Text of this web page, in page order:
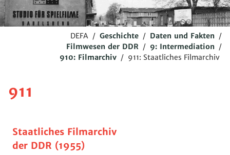
DEFA / Geschichte / Daten und Fakten /
Filmwesen der DDR / 9: Intermediation /
910: Filmarchiv / 911: Staatliches Filmarchiv
911
Staatliches Filmarchiv
der DDR (1955)